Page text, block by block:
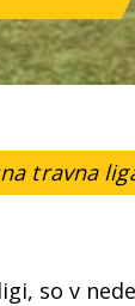
travna
so v